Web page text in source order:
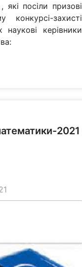
посіли призові
конкурсі-захисті
керівники
2021